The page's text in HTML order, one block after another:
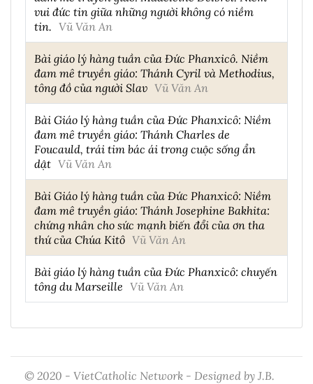
vui đức tin giữa những người không có niềm
tin. Vũ Văn An
Bài giáo lý hàng tuần của Đức Phanxicô. Niềm
đam mê truyền giáo: Thánh Cyril và Methodius,
tông đồ của người Slav Vũ Văn An
Bài Giáo lý hàng tuần của Đức Phanxicô: Niềm
đam mê truyền giáo: Thánh Charles de
Foucauld, trái tim bác ái trong cuộc sống ẩn
dật Vũ Văn An
Bài Giáo lý hàng tuần của Đức Phanxicô: Niềm
đam mê truyền giáo: Thánh Josephine Bakhita:
chứng nhân cho sức mạnh biến đổi của ơn tha
thứ của Chúa Kitô Vũ Văn An
Bài giáo lý hàng tuần của Đức Phanxicô: chuyến
tông du Marseille Vũ Văn An
© 2020 - VietCatholic Network - Designed by J.B.